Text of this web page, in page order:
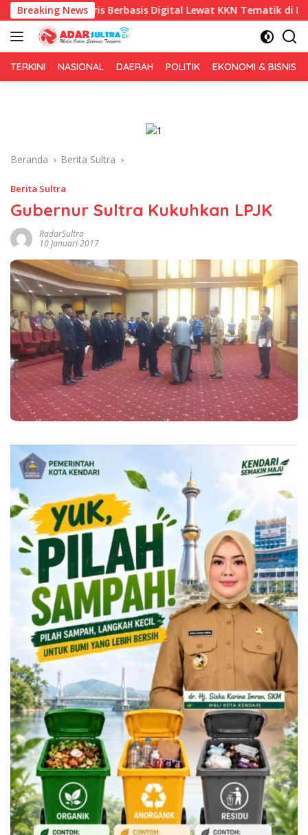
Langsung
ke
konten
Breaking News
Berbasis Digital Lewat KKN Tematik di Desa Alebo
TERKINI NASIONAL DAERAH POLITIK EKONOMI & BISNIS
Beranda Berita Sultra
Berita Sultra
Gubernur Sultra Kukuhkan LPJK
RadarSultra
10 Januari 2017